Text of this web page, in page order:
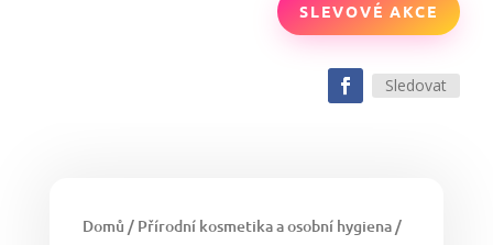
SLEVOVÉ AKCE
Sledovat
Domů / Přírodní kosmetika a osobní hygiena/